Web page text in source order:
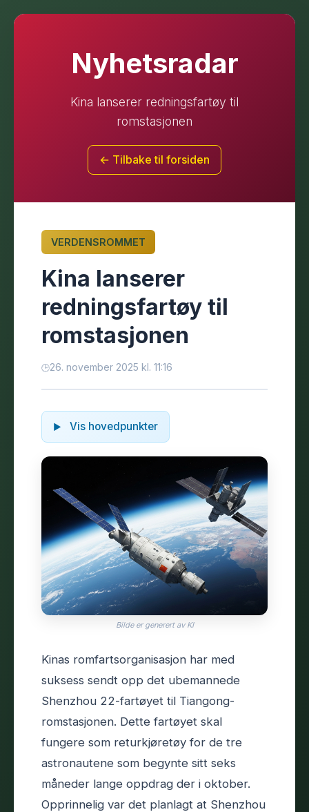
Nyhetsradar
Kina lanserer redningsfartøy til
romstasjonen
← Tilbake til forsiden
VERDENSROMMET
Kina lanserer
redningsfartøy til
romstasjonen
26. november 2025 kl. 11:16
Vis hovedpunkter
Bilde er generert av KI
Kinas romfartsorganisasjon har med
suksess sendt opp det ubemannede
Shenzhou 22-fartøyet til Tiangong-
romstasjonen. Dette fartøyet skal
fungere som returkjøretøy for de tre
astronautene som begynte sitt seks
måneder lange oppdrag der i oktober.
Opprinnelig var det planlagt at Shenzhou